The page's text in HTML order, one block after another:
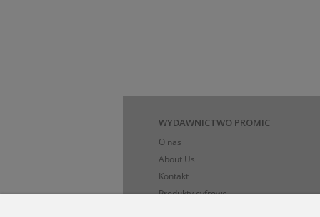
WYDAWNICTWO PROMIC
O nas
About Us
Kontakt
Produkty cyfrowe